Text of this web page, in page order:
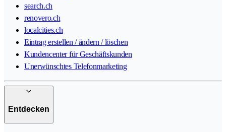
search.ch
renovero.ch
localcities.ch
Eintrag erstellen / ändern / löschen
Kundencenter für Geschäftskunden
Unerwünschtes Telefonmarketing
Entdecken